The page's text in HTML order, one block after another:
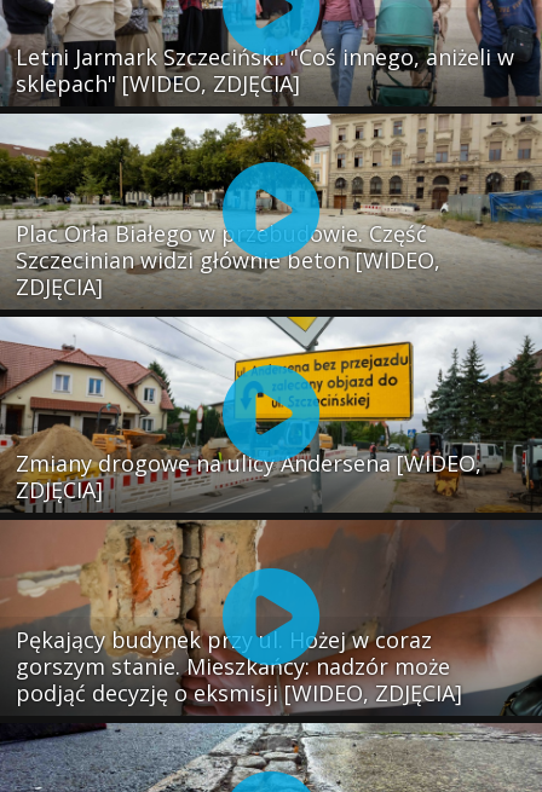
Letni Jarmark Szczeciński. "Coś innego, aniżeli w
sklepach" [WIDEO, ZDJĘCIA]
Plac Orła Białego w przebudowie. Część
Szczecinian widzi głównie beton [WIDEO,
ZDJĘCIA]
Zmiany drogowe na ulicy Andersena [WIDEO,
ZDJĘCIA]
Pękający budynek przy ul. Hożej w coraz
gorszym stanie. Mieszkańcy: nadzór może
podjąć decyzję o eksmisji [WIDEO, ZDJĘCIA]